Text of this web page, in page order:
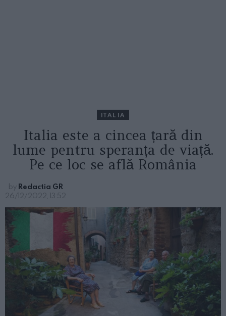
ITALIA
Italia este a cincea țară din
lume pentru speranța de viață.
Pe ce loc se află România
by Redactia GR
26/12/2022, 13:52